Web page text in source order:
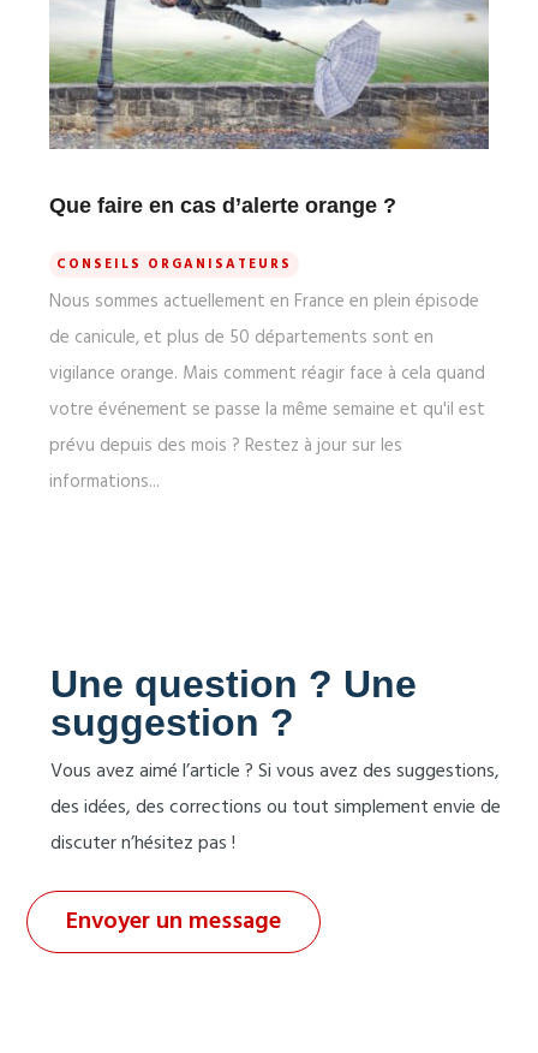
Que faire en cas d’alerte orange ?
CONSEILS ORGANISATEURS
Nous sommes actuellement en France en plein épisode
de canicule, et plus de 50 départements sont en
vigilance orange. Mais comment réagir face à cela quand
votre événement se passe la même semaine et qu'il est
prévu depuis des mois ? Restez à jour sur les
informations...
Une question ? Une
suggestion ?
Vous avez aimé l’article ? Si vous avez des suggestions,
des idées, des corrections ou tout simplement envie de
discuter n’hésitez pas !
Envoyer un message